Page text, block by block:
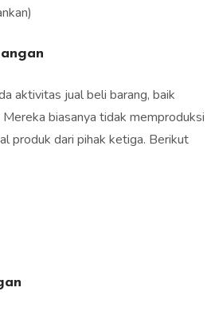
aktivitas jual beli barang, baik
biasanya tidak memproduksi
produk dari pihak ketiga. Berikut